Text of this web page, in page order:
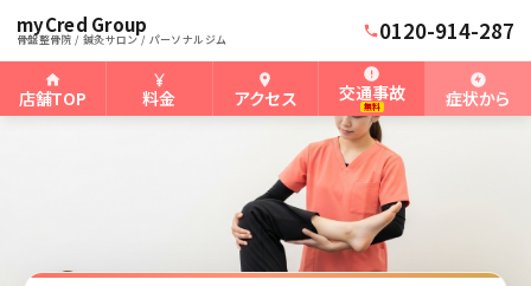
myCred Group
骨盤整骨院 / 鍼灸サロン / パーソナルジム 0120-914-287
店舗TOP 料金 アクセス 交通事故
無料 症状から
ホーム › 姶良タウン骨盤整骨院 姶良の四十肩・五十肩